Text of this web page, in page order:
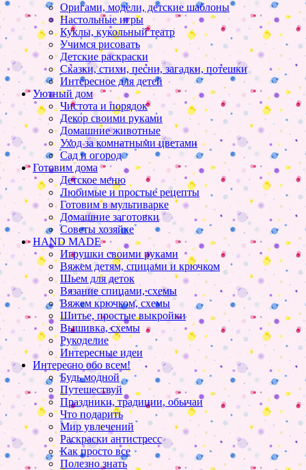
Оригами, модели, детские шаблоны
Настольные игры
Куклы, кукольный театр
Учимся рисовать
Детские раскраски
Сказки, стихи, песни, загадки, потешки
Интересное для детей
Уютный дом
Чистота и порядок
Декор своими руками
Домашние животные
Уход за комнатными цветами
Сад и огород
Готовим дома
Детское меню
Любимые и простые рецепты
Готовим в мультиварке
Домашние заготовки
Советы хозяйке
HAND MADE
Игрушки своими руками
Вяжем детям, спицами и крючком
Шьем для деток
Вязание спицами, схемы
Вяжем крючком, схемы
Шитье, простые выкройки
Вышивка, схемы
Рукоделие
Интересные идеи
Интересно обо всем!
Будь модной
Путешествуй
Праздники, традиции, обычаи
Что подарить
Мир увлечений
Раскраски антистресс
Как просто все
Полезно знать